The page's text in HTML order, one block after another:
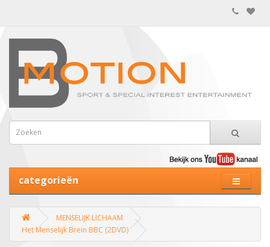
categorieën
MENSELIJK LICHAAM
Het Menselijk Brein BBC (2DVD)